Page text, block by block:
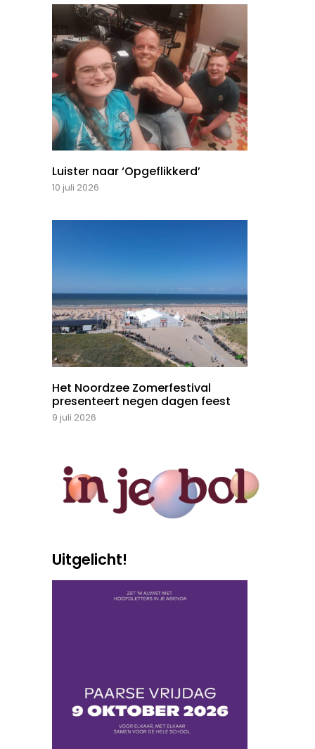
Luister naar ‘Opgeflikkerd’
10 juli 2026
Het Noordzee Zomerfestival
presenteert negen dagen feest
9 juli 2026
Uitgelicht!